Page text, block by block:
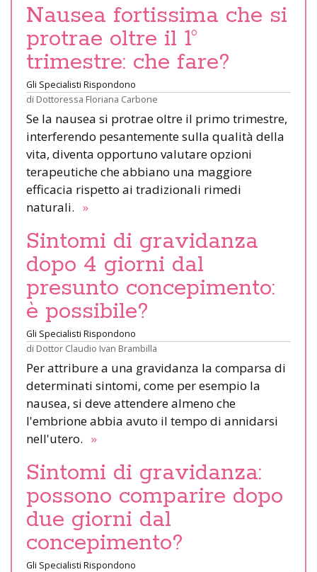
Nausea fortissima che si
protrae oltre il 1°
trimestre: che fare?
Gli Specialisti Rispondono
di Dottoressa Floriana Carbone
Se la nausea si protrae oltre il primo trimestre,
interferendo pesantemente sulla qualità della
vita, diventa opportuno valutare opzioni
terapeutiche che abbiano una maggiore
efficacia rispetto ai tradizionali rimedi
naturali. »
Sintomi di gravidanza
dopo 4 giorni dal
presunto concepimento:
è possibile?
Gli Specialisti Rispondono
di Dottor Claudio Ivan Brambilla
Per attribure a una gravidanza la comparsa di
determinati sintomi, come per esempio la
nausea, si deve attendere almeno che
l'embrione abbia avuto il tempo di annidarsi
nell'utero. »
Sintomi di gravidanza:
possono comparire dopo
due giorni dal
concepimento?
Gli Specialisti Rispondono